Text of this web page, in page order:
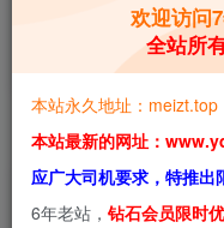
共1篇
排序 更新 浏览 点赞
欢迎访问
全站所
本站永久地址：meizt.top
本站最新的网址：
应广大司机要求，特推出
6年老站， 钻石会员限时